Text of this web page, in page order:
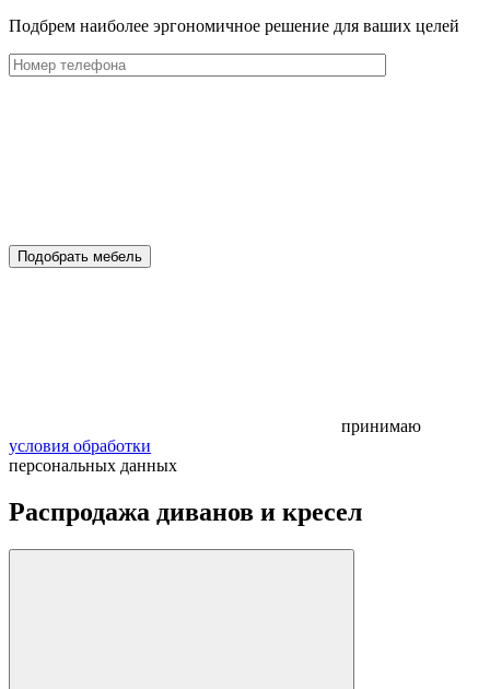
Подбрем наиболее эргономичное решение для ваших целей
Подобрать мебель
принимаю
условия обработки
персональных данных
Распродажа диванов и кресел